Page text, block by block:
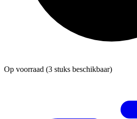
Op voorraad (3 stuks beschikbaar)